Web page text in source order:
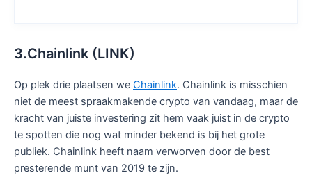
3.Chainlink (LINK)
Op plek drie plaatsen we Chainlink. Chainlink is misschien
niet de meest spraakmakende crypto van vandaag, maar de
kracht van juiste investering zit hem vaak juist in de crypto
te spotten die nog wat minder bekend is bij het grote
publiek. Chainlink heeft naam verworven door de best
presterende munt van 2019 te zijn.